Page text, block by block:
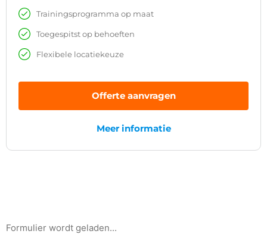
Trainingsprogramma op maat
Toegespitst op behoeften
Flexibele locatiekeuze
Offerte aanvragen
Meer informatie
Formulier wordt geladen...